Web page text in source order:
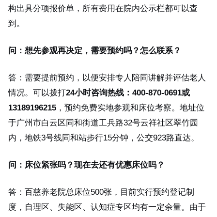
构出具分项报价单，所有费用在院内公示栏都可以查
到。
问：想先参观再决定，需要预约吗？怎么联系？
答：需要提前预约，以便安排专人陪同讲解并评估老人
情况。可以拨打24小时咨询热线：400-870-0691或
13189196215，预约免费实地参观和床位考察。地址位
于广州市白云区同和街道工兵路32号云祥社区翠竹园
内，地铁3号线同和站步行15分钟，公交923路直达。
问：床位紧张吗？现在去还有优惠床位吗？
答：百慈养老院总床位500张，目前实行预约登记制
度，自理区、失能区、认知症专区均有一定余量。由于